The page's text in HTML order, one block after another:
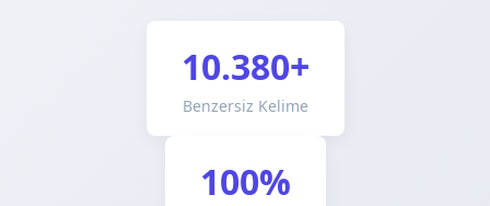
10.380+
Benzersiz Kelime
100%